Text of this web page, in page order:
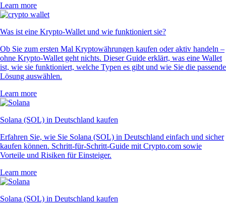
Learn more
Was ist eine Krypto-Wallet und wie funktioniert sie?
Ob Sie zum ersten Mal Kryptowährungen kaufen oder aktiv handeln –
ohne Krypto-Wallet geht nichts. Dieser Guide erklärt, was eine Wallet
ist, wie sie funktioniert, welche Typen es gibt und wie Sie die passende
Lösung auswählen.
Learn more
Solana (SOL) in Deutschland kaufen
Erfahren Sie, wie Sie Solana (SOL) in Deutschland einfach und sicher
kaufen können. Schritt-für-Schritt-Guide mit Crypto.com sowie
Vorteile und Risiken für Einsteiger.
Learn more
Solana (SOL) in Deutschland kaufen